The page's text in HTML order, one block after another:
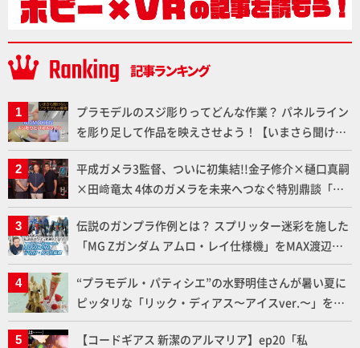
プラモデルのスジ彫りってどんな作業？ パネルライン
を彫り足して作品を映えさせよう！【いまさら聞けな
いプラモデルの基礎：スジ彫りとパネルライン】
平成ガメラ3監督、ついに初集結!!金子修介×樋口真嗣
×田﨑竜太 4体のガメラを未来へつなぐ特別鼎談「ガ
メラ永久保存化プロジェクト FINAL」
伝説のガンプラ作例とは？ スプリッター迷彩を施した
「MG Zガンダム アムロ・レイ仕様機」をMAX渡辺が
ふたたび塗る!!【試し読み】
“プラモデル・パティシエ”の水野明佳さんが暑い夏に
ピッタリな「リック・ディアス〜アイスver.〜」を製
作【ガンダムフォワード Vol.11抜粋】
【コードギアス 新潔のアルマリア】ep20「私